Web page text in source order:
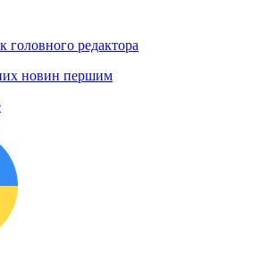
головного редактора
новин першим